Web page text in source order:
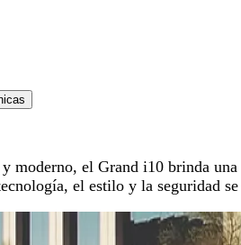
y moderno, el Grand i10 brinda
el estilo y la seguridad